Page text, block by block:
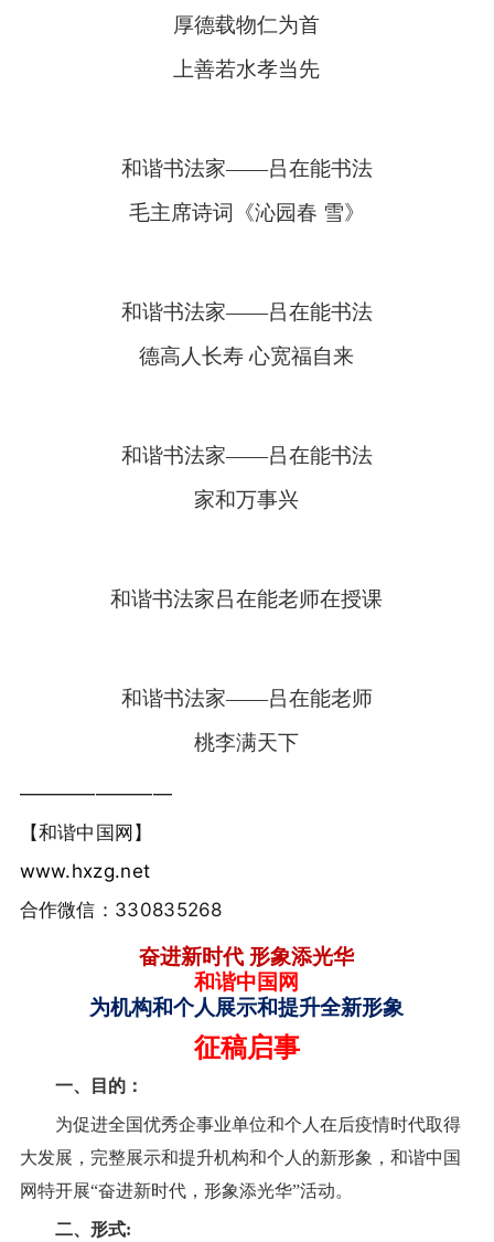
厚德载物仁为首
上善若水孝当先
和谐书法家——吕在能书法
毛主席诗词《沁园春 雪》
和谐书法家——吕在能书法
德高人长寿 心宽福自来
和谐书法家——吕在能书法
家和万事兴
和谐书法家吕在能老师在授课
和谐书法家——吕在能老师
桃李满天下
————————
【和谐中国网】
www.hxzg.net
合作微信：330835268
奋进新时代 形象添光华
和谐中国网
为机构和个人展示和提升全新形象
征稿启事
一、目的：
为促进全国优秀企事业单位和个人 在后疫情时代取得
大发展，完整展示和提升机构和个人的新形象，和谐中国
网特开展“奋进新时代，形象添光华”活动。
二、形式: